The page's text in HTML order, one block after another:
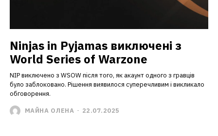
Ninjas in Pyjamas виключені з
World Series of Warzone
NIP виключено з WSOW після того, як акаунт одного з гравців
було заблоковано. Рішення виявилося суперечливим і викликало
обговорення.
МАЙНА ОЛЕНА - 22.07.2025